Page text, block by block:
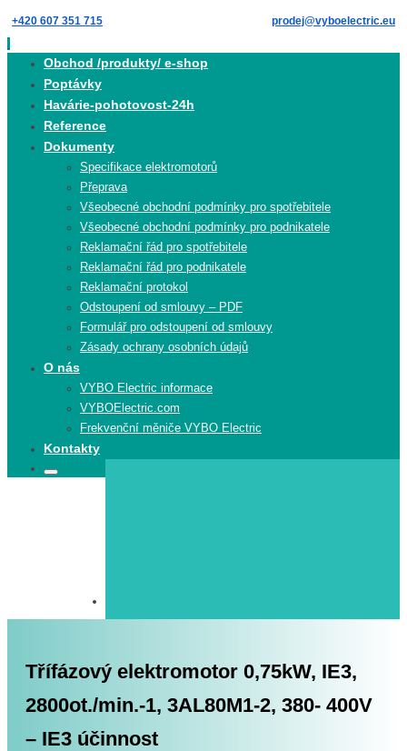
Skip
to
content
+420 607 351 715 prodej@vyboelectric.eu
Obchod /produkty/ e-shop
Poptávky
Havárie-pohotovost-24h
Reference
Dokumenty
Specifikace elektromotorů
Přeprava
Všeobecné obchodní podmínky pro spotřebitele
Všeobecné obchodní podmínky pro podnikatele
Reklamační řád pro spotřebitele
Reklamační řád pro podnikatele
Reklamační protokol
Odstoupení od smlouvy – PDF
Formulář pro odstoupení od smlouvy
Zásady ochrany osobních údajů
O nás
VYBO Electric informace
VYBOElectric.com
Frekvenční měniče VYBO Electric
Kontakty
Search
Search
Třífázový elektromotor 0,75kW, IE3,
2800ot./min.-1, 3AL80M1-2, 380- 400V
– IE3 účinnost